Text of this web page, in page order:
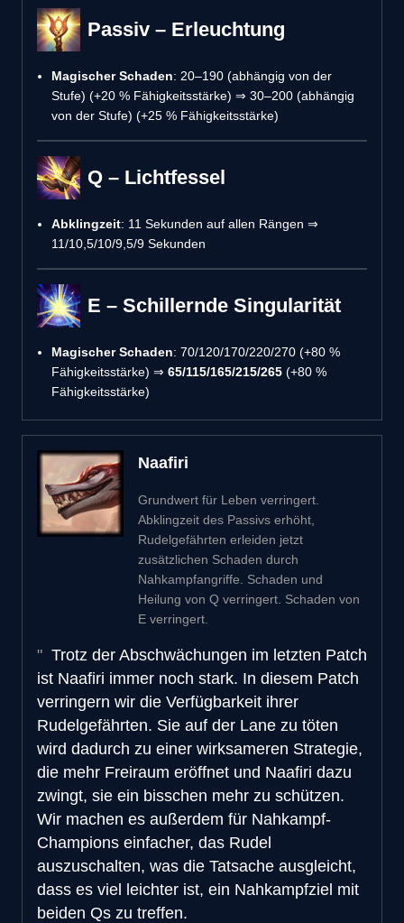
Passiv – Erleuchtung
Magischer Schaden: 20–190 (abhängig von der
Stufe) (+20 % Fähigkeitsstärke) ⇒ 30–200 (abhängig
von der Stufe) (+25 % Fähigkeitsstärke)
Q – Lichtfessel
Abklingzeit: 11 Sekunden auf allen Rängen ⇒
11/10,5/10/9,5/9 Sekunden
E – Schillernde Singularität
Magischer Schaden: 70/120/170/220/270 (+80 %
Fähigkeitsstärke) ⇒ 65/115/165/215/265 (+80 %
Fähigkeitsstärke)
Naafiri
Grundwert für Leben verringert.
Abklingzeit des Passivs erhöht,
Rudelgefährten erleiden jetzt
zusätzlichen Schaden durch
Nahkampfangriffe. Schaden und
Heilung von Q verringert. Schaden von
E verringert.
Trotz der Abschwächungen im letzten Patch
ist Naafiri immer noch stark. In diesem Patch
verringern wir die Verfügbarkeit ihrer
Rudelgefährten. Sie auf der Lane zu töten
wird dadurch zu einer wirksameren Strategie,
die mehr Freiraum eröffnet und Naafiri dazu
zwingt, sie ein bisschen mehr zu schützen.
Wir machen es außerdem für Nahkampf-
Champions einfacher, das Rudel
auszuschalten, was die Tatsache ausgleicht,
dass es viel leichter ist, ein Nahkampfziel mit
beiden Qs zu treffen.